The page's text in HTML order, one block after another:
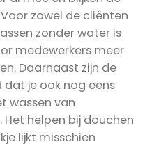
zowel de cliënten
zonder water is
medewerkers meer
Daarnaast zijn de
je ook nog eens
wassen van
Het helpen bij douchen
lijkt misschien